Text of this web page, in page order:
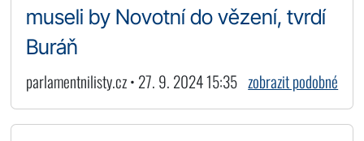
museli by Novotní do vězení, tvrdí
Buráň
parlamentnilisty.cz • 27. 9. 2024 15:35 zobrazit podobné